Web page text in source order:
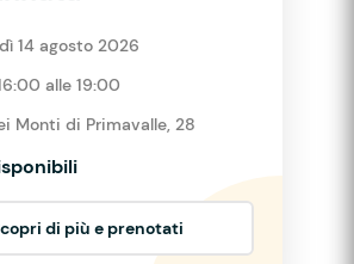
14 agosto 2026
alle 19:00
Monti di Primavalle, 28
di più e prenotati